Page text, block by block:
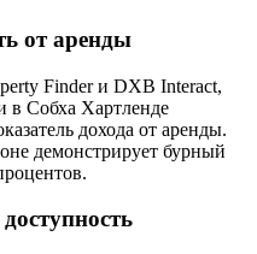
от аренды
Finder и DXB Interact,
в Собха Хартленде
дохода от аренды.
демонстрирует бурный